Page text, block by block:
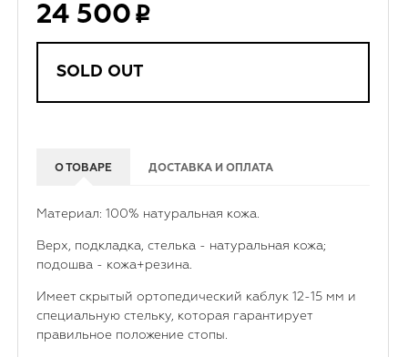
24 500
SOLD OUT
О ТОВАРЕ ДОСТАВКА И ОПЛАТА
Материал: 100% натуральная кожа.
Верх, подкладка, стелька - натуральная кожа;
подошва - кожа+резина.
Имеет скрытый ортопедический каблук 12-15 мм и
специальную стельку, которая гарантирует
правильное положение стопы.